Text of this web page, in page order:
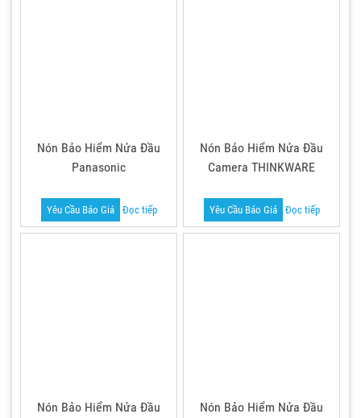
Nón Bảo Hiểm Nửa Đầu
Panasonic
Yêu Cầu Báo Giá Đọc tiếp
Nón Bảo Hiểm Nửa Đầu
Camera THINKWARE
Yêu Cầu Báo Giá Đọc tiếp
Nón Bảo Hiểm Nửa Đầu
Nón Bảo Hiểm Nửa Đầu